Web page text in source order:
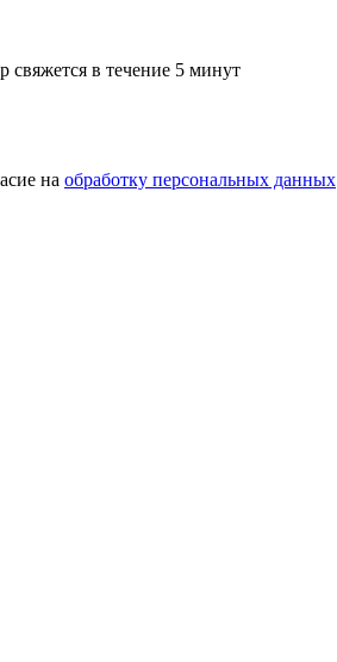
в течение 5 минут
на обработку персональных данных